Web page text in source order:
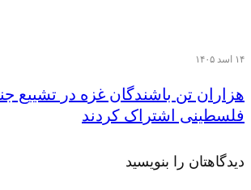
۱۴ اسد ۱۴۰۵
فلسطینی اشتراک کردند
دیدگاهتان را بنویسید